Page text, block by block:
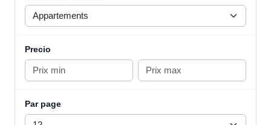
Precio
Par page